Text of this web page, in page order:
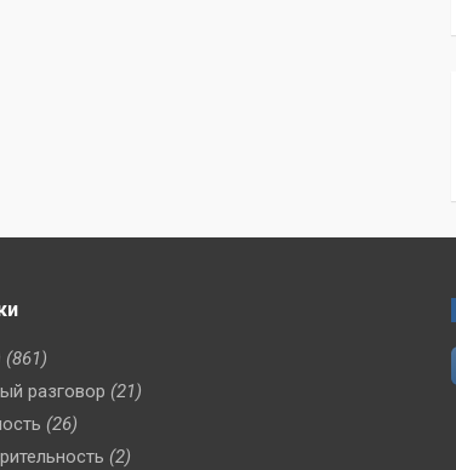
(861)
разговор (21)
(26)
(2)